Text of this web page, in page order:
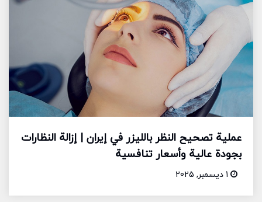
عملية تصحيح النظر بالليزر في إيران | إزالة النظارات
بجودة عالية وأسعار تنافسية